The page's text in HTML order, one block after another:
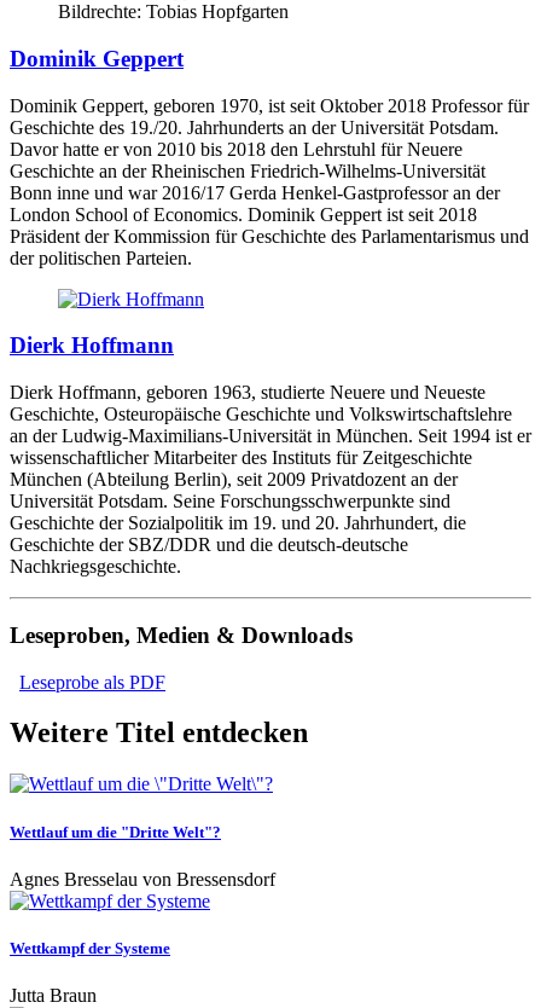
Bildrechte: Tobias Hopfgarten
Dominik Geppert
Dominik Geppert, geboren 1970, ist seit Oktober 2018 Professor für
Geschichte des 19./20. Jahrhunderts an der Universität Potsdam.
Davor hatte er von 2010 bis 2018 den Lehrstuhl für Neuere
Geschichte an der Rheinischen Friedrich-Wilhelms-Universität
Bonn inne und war 2016/17 Gerda Henkel-Gastprofessor an der
London School of Economics. Dominik Geppert ist seit 2018
Präsident der Kommission für Geschichte des Parlamentarismus und
der politischen Parteien.
Dierk Hoffmann
Dierk Hoffmann, geboren 1963, studierte Neuere und Neueste
Geschichte, Osteuropäische Geschichte und Volkswirtschaftslehre
an der Ludwig-Maximilians-Universität in München. Seit 1994 ist er
wissenschaftlicher Mitarbeiter des Instituts für Zeitgeschichte
München (Abteilung Berlin), seit 2009 Privatdozent an der
Universität Potsdam. Seine Forschungsschwerpunkte sind
Geschichte der Sozialpolitik im 19. und 20. Jahrhundert, die
Geschichte der SBZ/DDR und die deutsch-deutsche
Nachkriegsgeschichte.
Leseproben, Medien & Downloads
Leseprobe als PDF
Weitere Titel entdecken
Wettlauf um die "Dritte Welt"?
Agnes Bresselau von Bressensdorf
Wettkampf der Systeme
Jutta Braun